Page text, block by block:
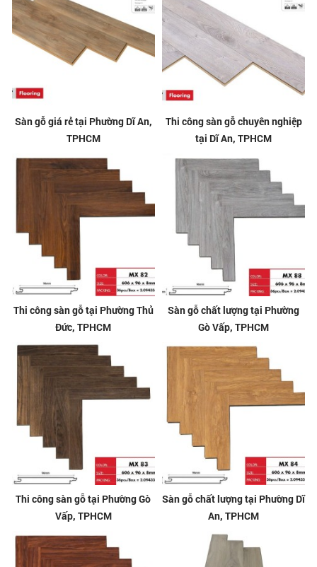
Sàn gỗ giá rẻ tại Phường Dĩ An,
TPHCM
Thi công sàn gỗ chuyên nghiệp
tại Dĩ An, TPHCM
Thi công sàn gỗ tại Phường Thủ
Đức, TPHCM
Sàn gỗ chất lượng tại Phường
Gò Vấp, TPHCM
Thi công sàn gỗ tại Phường Gò
Vấp, TPHCM
Sàn gỗ chất lượng tại Phường Dĩ
An, TPHCM